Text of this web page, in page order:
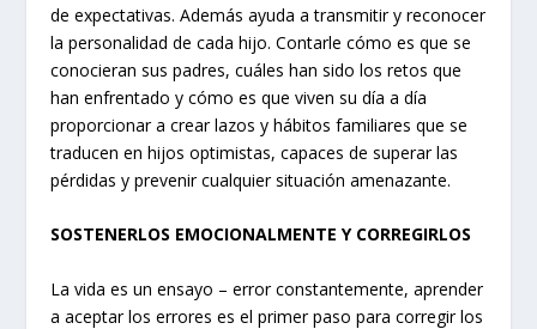
de expectativas. Además ayuda a transmitir y reconocer
la personalidad de cada hijo. Contarle cómo es que se
conocieran sus padres, cuáles han sido los retos que
han enfrentado y cómo es que viven su día a día
proporcionar a crear lazos y hábitos familiares que se
traducen en hijos optimistas, capaces de superar las
pérdidas y prevenir cualquier situación amenazante.
SOSTENERLOS EMOCIONALMENTE Y CORREGIRLOS
La vida es un ensayo – error constantemente, aprender
a aceptar los errores es el primer paso para corregir los